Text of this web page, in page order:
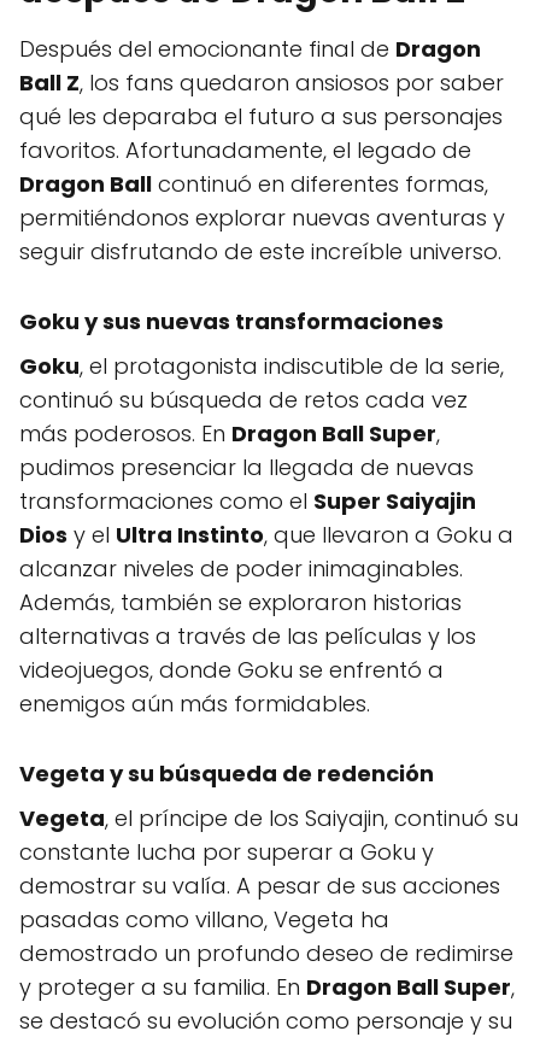
Después del emocionante final de Dragon
Ball Z, los fans quedaron ansiosos por saber
qué les deparaba el futuro a sus personajes
favoritos. Afortunadamente, el legado de
Dragon Ball continuó en diferentes formas,
permitiéndonos explorar nuevas aventuras y
seguir disfrutando de este increíble universo.
Goku y sus nuevas transformaciones
Goku, el protagonista indiscutible de la serie,
continuó su búsqueda de retos cada vez
más poderosos. En Dragon Ball Super,
pudimos presenciar la llegada de nuevas
transformaciones como el Super Saiyajin
Dios y el Ultra Instinto, que llevaron a Goku a
alcanzar niveles de poder inimaginables.
Además, también se exploraron historias
alternativas a través de las películas y los
videojuegos, donde Goku se enfrentó a
enemigos aún más formidables.
Vegeta y su búsqueda de redención
Vegeta, el príncipe de los Saiyajin, continuó su
constante lucha por superar a Goku y
demostrar su valía. A pesar de sus acciones
pasadas como villano, Vegeta ha
demostrado un profundo deseo de redimirse
y proteger a su familia. En Dragon Ball Super,
se destacó su evolución como personaje y su